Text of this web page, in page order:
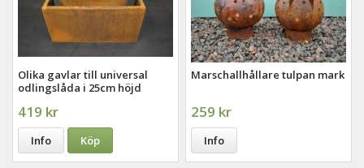
Olika gavlar till universal
odlingslåda i 25cm höjd
419 kr
Info Köp
Marschallhållare tulpan mark
259 kr
Info